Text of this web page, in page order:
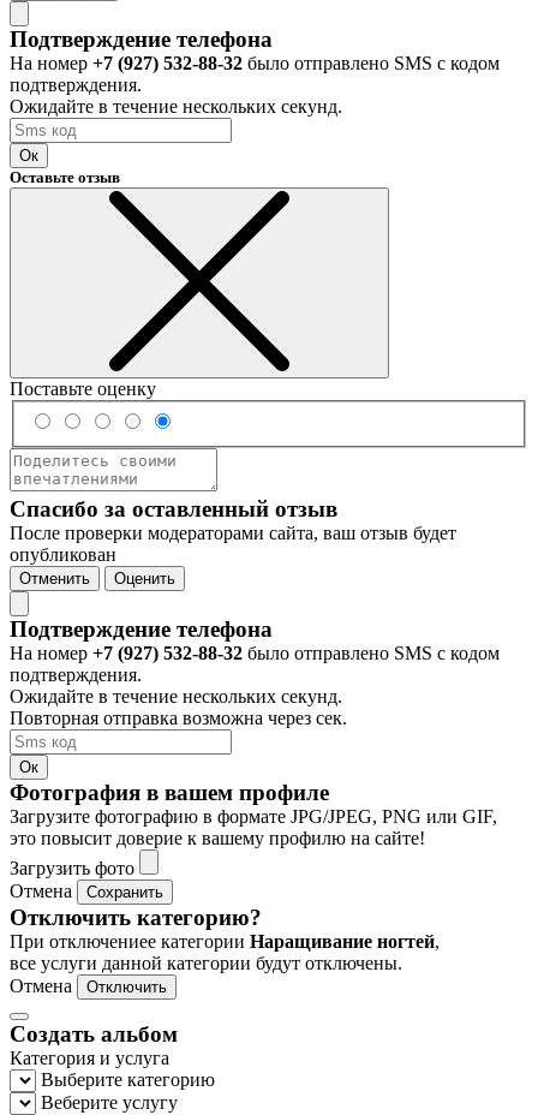
Подтверждение телефона
На номер +7 (927) 532-88-32 было отправлено SMS с кодом
подтверждения.
Ожидайте в течение нескольких секунд.
Ок
Оставьте отзыв
Поставьте оценку
Спасибо за оставленный отзыв
После проверки модераторами сайта, ваш отзыв будет
опубликован
Отменить Оценить
Подтверждение телефона
На номер +7 (927) 532-88-32 было отправлено SMS с кодом
подтверждения.
Ожидайте в течение нескольких секунд.
Повторная отправка возможна через сек.
Ок
Фотография в вашем профиле
Загрузите фотографию в формате JPG/JPEG, PNG или GIF,
это повысит доверие к вашему профилю на сайте!
Загрузить фото
Отмена
Сохранить
Отключить категорию?
При отключениее категории Наращивание ногтей,
все услуги данной категории будут отключены.
Отмена
Отключить
Создать альбом
Категория и услуга
Выберите категорию
Веберите услугу